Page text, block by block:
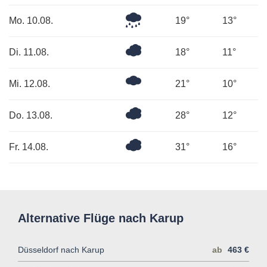
Mo. 10.08.
Mäßiger19° 13°
Di. 11.08.
Überwiegend
18° 11°
Mi. 12.08. 21° 10°
Do. 13.08. 28° 12°
Fr. 14.08.
Überwiegend
31° 16°
Alternative Flüge nach Karup
Düsseldorf nach Karup ab 463 €